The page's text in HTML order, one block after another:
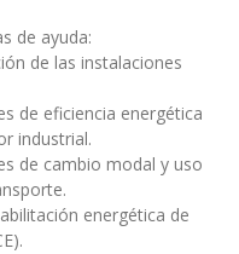
de ayuda:
de las instalaciones
de eficiencia energética
industrial.
de cambio modal y uso
energética de